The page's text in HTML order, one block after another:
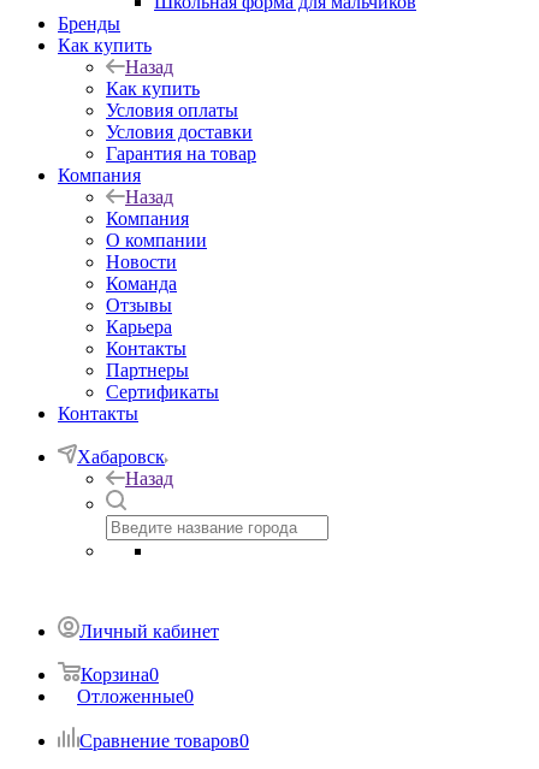
Бренды
Как купить
Назад
Как купить
Условия оплаты
Условия доставки
Гарантия на товар
Компания
Назад
Компания
О компании
Новости
Команда
Отзывы
Карьера
Контакты
Партнеры
Сертификаты
Контакты
Хабаровск
Назад
Личный кабинет
Корзина0
Отложенные0
Сравнение товаров0